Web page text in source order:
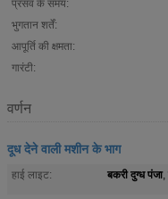
प्रसव के समय:
भुगतान शर्तें:
आपूर्ति की क्षमता:
गारंटी:
वर्णन
दूध देने वाली मशीन के भाग
हाई लाइट: बकरी दुग्ध पंजा,